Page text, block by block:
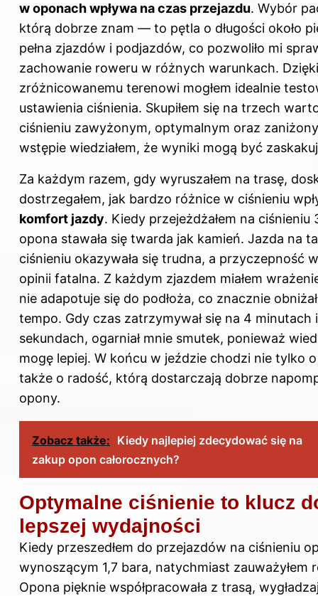
w oponach wpływa na czas przejazdu. Wybór
którą dobrze znam — to pętla o długości około
pełna zjazdów i podjazdów, co pozwoliło mi
zachowanie roweru w różnych warunkach. Dzięki
zróżnicowanemu terenowi mogłem idealnie
ustawienia ciśnienia. Skupiłem się na trzech
ciśnieniu zawyżonym, optymalnym oraz
wstępie wiedziałem, że wyniki mogą być
Za każdym razem, gdy wyruszałem na trasę,
dostrzegałem, jak bardzo różnice w ciśnieniu
komfort jazdy. Kiedy przejeżdżałem na ciśnieniu
opona stawała się twarda jak kamień. Jazda na
ciśnieniu okazywała się trudna, a przyczepność
opinii fatalna. Z każdym zjazdem miałem
nie adapotuje się do podłoża, co znacznie
tempo. Gdy czas zatrzymywał się na 4 minutach
sekundach, ogarniał mnie smutek, ponieważ
mogę lepiej. W końcu w jeździe chodzi nie tylko
także o radość, którą dostarczają dobrze
opony.
Zobacz także: Kiedy najlepiej zdecydować się na
zakup opon całorocznych?
Optymalne ciśnienie to klucz
lepszej wydajności
Kiedy przeszedłem do przejazdów na ciśnieniu
wynoszącym 1,7 bara, natychmiast zauważyłem
Opona pięknie współpracowała z trasą,